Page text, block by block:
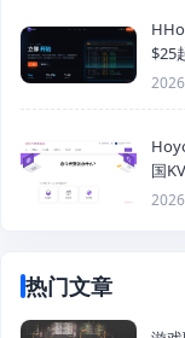
$25
国
热门文章